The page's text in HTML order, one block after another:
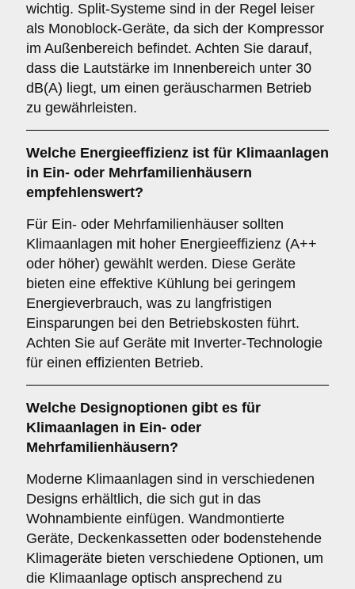
wichtig. Split-Systeme sind in der Regel leiser
als Monoblock-Geräte, da sich der Kompressor
im Außenbereich befindet. Achten Sie darauf,
dass die Lautstärke im Innenbereich unter 30
dB(A) liegt, um einen geräuscharmen Betrieb
zu gewährleisten.
Welche Energieeffizienz ist für Klimaanlagen
in Ein- oder Mehrfamilienhäusern
empfehlenswert?
Für Ein- oder Mehrfamilienhäuser sollten
Klimaanlagen mit hoher Energieeffizienz (A++
oder höher) gewählt werden. Diese Geräte
bieten eine effektive Kühlung bei geringem
Energieverbrauch, was zu langfristigen
Einsparungen bei den Betriebskosten führt.
Achten Sie auf Geräte mit Inverter-Technologie
für einen effizienten Betrieb.
Welche Designoptionen gibt es für
Klimaanlagen in Ein- oder
Mehrfamilienhäusern?
Moderne Klimaanlagen sind in verschiedenen
Designs erhältlich, die sich gut in das
Wohnambiente einfügen. Wandmontierte
Geräte, Deckenkassetten oder bodenstehende
Klimageräte bieten verschiedene Optionen, um
die Klimaanlage optisch ansprechend zu